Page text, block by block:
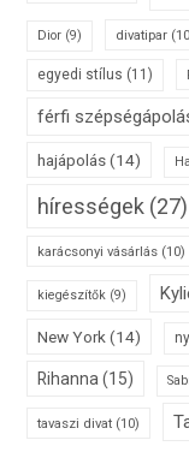
Dior (9) divatipar
egyedi stílus (11)
férfi
hajápolás(14)
hírességek (27)
karácsonyi vásárlás (10)
kiegészítők (9)
New York (14)
Rihanna (15)
tavaszi divat (10)